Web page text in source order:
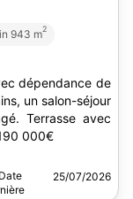
943 m2
dépendance de
un salon-séjour
Terrasse avec
000€
25/07/2026